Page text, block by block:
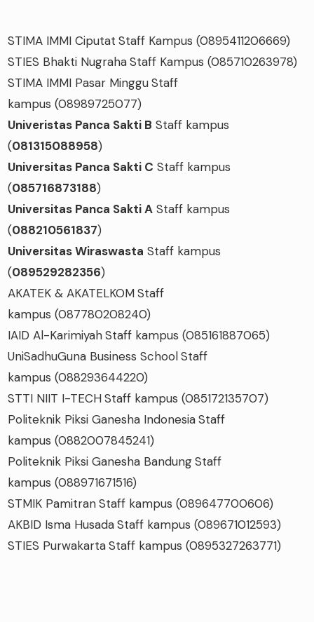
STIMA IMMI Ciputat Staff Kampus(0895411206669)
STIES Bhakti NugrahaStaff Kampus(085710263978)
STIMA IMMI Pasar MingguStaff
kampus(08989725077)
Univeristas Panca Sakti B Staff kampus
(081315088958)
Universitas Panca Sakti C Staff kampus
(085716873188)
Universitas Panca Sakti A Staff kampus
(088210561837)
Universitas Wiraswasta Staff kampus
(089529282356)
AKATEK & AKATELKOMStaff
kampus(087780208240)
IAID Al-KarimiyahStaff kampus(085161887065)
UniSadhuGuna Business SchoolStaff
kampus(088293644220)
STTI NIIT I-TECHStaff kampus(085172135707)
Politeknik Piksi Ganesha IndonesiaStaff
kampus(0882007845241)
Politeknik Piksi Ganesha BandungStaff
kampus(088971671516)
STMIK PamitranStaff kampus(089647700606)
AKBID Isma HusadaStaff kampus(089671012593)
STIES PurwakartaStaff kampus(0895327263771)